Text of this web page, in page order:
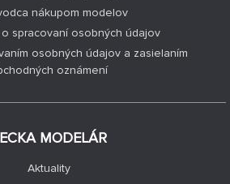
nákupom modelov
spracovaní osobných údajov
osobných údajov a zasielaním
oznámení
MODELÁR
Aktuality